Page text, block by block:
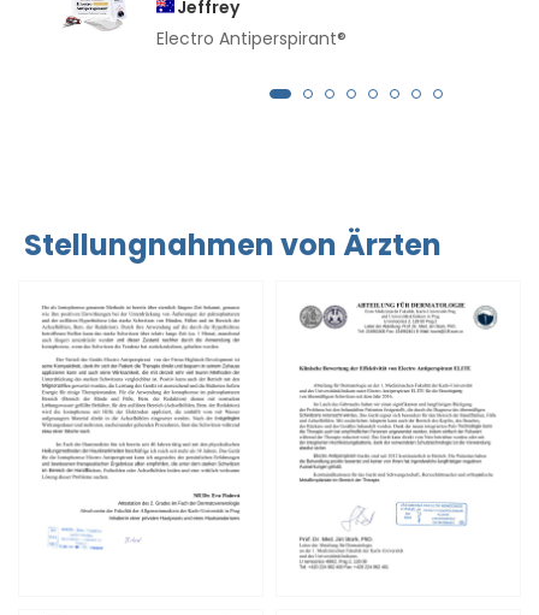
weiterempfohlen. Sie ahnen wahrscheinlich
bin absolut trocken. Die Schweißbäche, die
Jeffrey
Electro Antiperspirant®
Stellungnahmen von Ärzten